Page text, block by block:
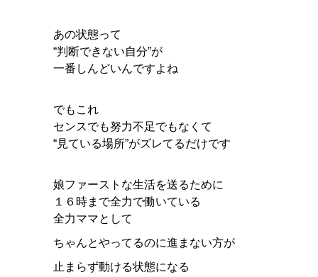
あの状態って
“判断できない自分”が
一番しんどいんですよね
でもこれ
センスでも努力不足でもなくて
“見ている場所”がズレてるだけです
娘ファーストな生活を送るために
１６時まで全力で働いている
全力ママとして
ちゃんとやってるのに進まない方が
止まらず動ける状態になる